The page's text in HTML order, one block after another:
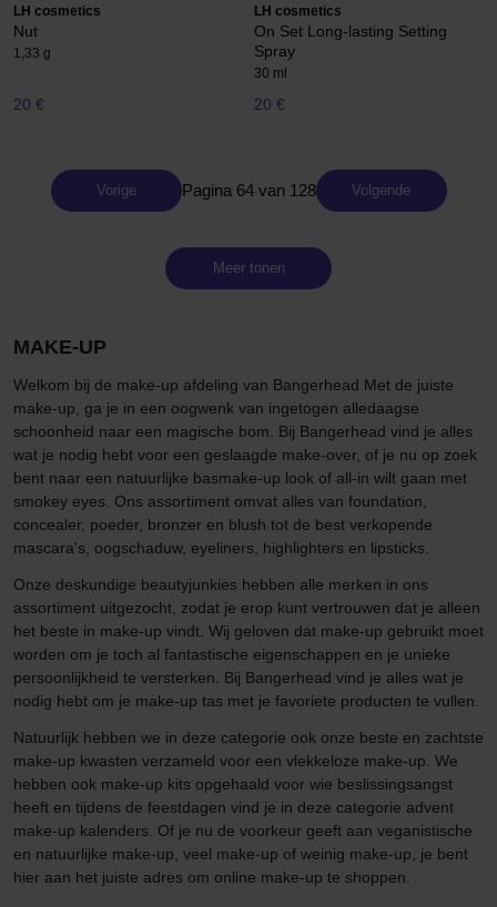
LH cosmetics
Nut
1,33 g
20 €
LH cosmetics
On Set Long-lasting Setting
Spray
30 ml
20 €
Vorige Pagina 64 van 128 Volgende
Meer tonen
MAKE-UP
Welkom bij de make-up afdeling van Bangerhead Met de juiste
make-up, ga je in een oogwenk van ingetogen alledaagse
schoonheid naar een magische bom. Bij Bangerhead vind je alles
wat je nodig hebt voor een geslaagde make-over, of je nu op zoek
bent naar een natuurlijke basmake-up look of all-in wilt gaan met
smokey eyes. Ons assortiment omvat alles van foundation,
concealer, poeder, bronzer en blush tot de best verkopende
mascara's, oogschaduw, eyeliners, highlighters en lipsticks.
Onze deskundige beautyjunkies hebben alle merken in ons
assortiment uitgezocht, zodat je erop kunt vertrouwen dat je alleen
het beste in make-up vindt. Wij geloven dat make-up gebruikt moet
worden om je toch al fantastische eigenschappen en je unieke
persoonlijkheid te versterken. Bij Bangerhead vind je alles wat je
nodig hebt om je make-up tas met je favoriete producten te vullen.
Natuurlijk hebben we in deze categorie ook onze beste en zachtste
make-up kwasten verzameld voor een vlekkeloze make-up. We
hebben ook make-up kits opgehaald voor wie beslissingsangst
heeft en tijdens de feestdagen vind je in deze categorie advent
make-up kalenders. Of je nu de voorkeur geeft aan veganistische
en natuurlijke make-up, veel make-up of weinig make-up, je bent
hier aan het juiste adres om online make-up te shoppen.